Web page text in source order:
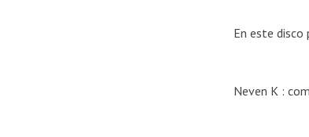
En este disco
Neven K :